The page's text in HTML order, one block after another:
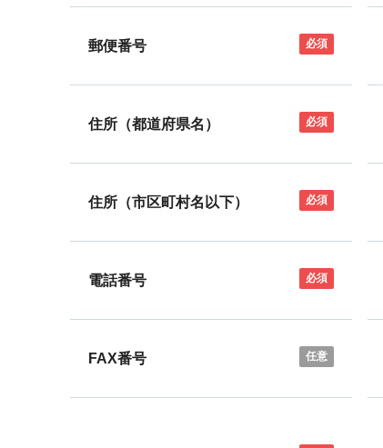
郵便番号 必須
住所（都道府県名） 必須
住所（市区町村名以下） 必須
電話番号 必須
FAX番号 任意